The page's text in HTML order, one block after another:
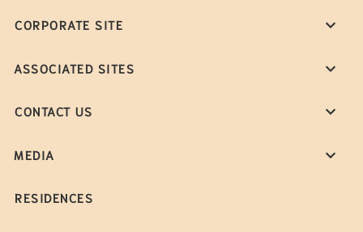
CORPORATE SITE
ASSOCIATED SITES
CONTACT US
MEDIA
RESIDENCES